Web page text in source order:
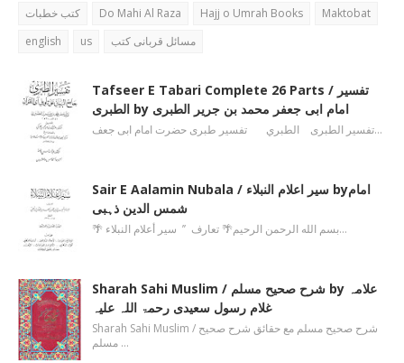
کتب خطبات
Do Mahi Al Raza Hajj o Umrah Books
Maktobat
english
us مسائل قربانی کتب
Tafseer E Tabari Complete 26 Parts / تفسیر
الطبری by امام ابی جعفر محمد بن جریر الطبری
تفسیر الطبری الطبري تفسیر طبری حضرت امام ابی جعف…
Sair E Aalamin Nubala / سیر اعلام النبلاء byامام
شمس الدین ذہبی
🌴 بسم الله الرحمن الرحیم🌴 تعارف ’’ سیر أعلام النبلاء…
Sharah Sahi Muslim / شرح صحیح مسلم by علامہ
غلام رسول سعیدی رحمۃ اللہ علیہ
Sharah Sahi Muslim / شرح صحیح مسلم مع حقائق شرح صحیح
مسلم …